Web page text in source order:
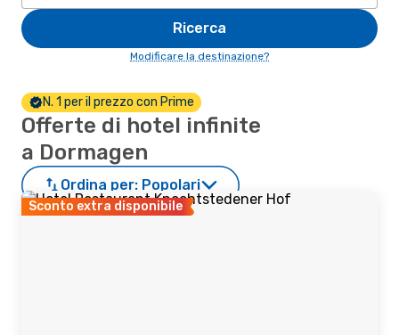
Ricerca
Modificare la destinazione?
N. 1 per il prezzo con Prime
Offerte di hotel infinite
a Dormagen
Ordina per: Popolari
Sconto extra disponibile